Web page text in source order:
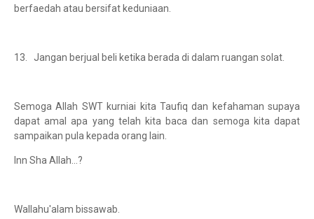
berfaedah atau bersifat keduniaan.
13. Jangan berjual beli ketika berada di dalam ruangan solat.
Semoga Allah SWT kurniai kita Taufiq dan kefahaman supaya
dapat amal apa yang telah kita baca dan semoga kita dapat
sampaikan pula kepada orang lain.
Inn Sha Allah...?
Wallahu'alam bissawab.